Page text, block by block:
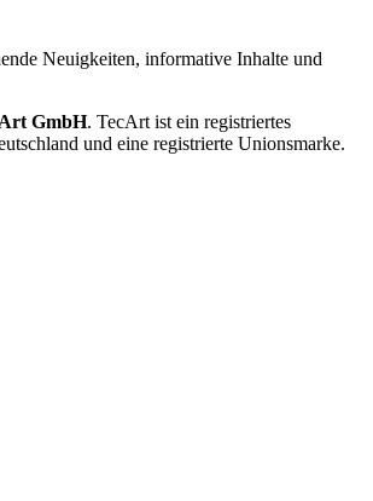
Neuigkeiten, informative Inhalte und
GmbH. TecArt ist ein registriertes
und eine registrierte Unionsmarke.